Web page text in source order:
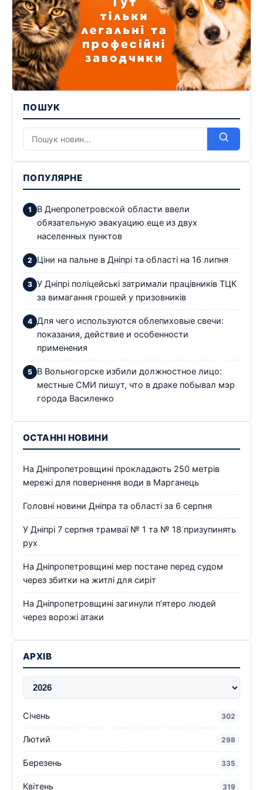
ПОШУК
ПОПУЛЯРНЕ
В Днепропетровской области ввели
обязательную эвакуацию еще из двух
населенных пунктов
Ціни на пальне в Дніпрі та області на 16 липня
У Дніпрі поліцейські затримали працівників ТЦК
за вимагання грошей у призовників
Для чего используются облепиховые свечи:
показания, действие и особенности
применения
В Вольногорске избили должностное лицо:
местные СМИ пишут, что в драке побывал мэр
города Василенко
ОСТАННІ НОВИНИ
На Дніпропетровщині прокладають 250 метрів
мережі для повернення води в Марганець
Головні новини Дніпра та області за 6 серпня
У Дніпрі 7 серпня трамваї № 1 та № 18 призупинять
рух
На Дніпропетровщині мер постане перед судом
через збитки на житлі для сиріт
На Дніпропетровщині загинули п’ятеро людей
через ворожі атаки
АРХІВ
Січень 302
Лютий 298
Березень 335
Квітень 319